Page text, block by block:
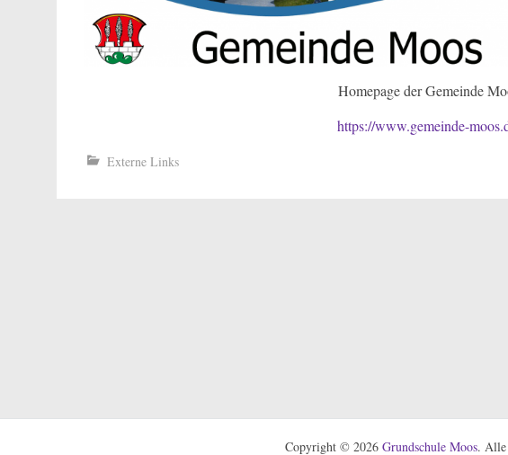
Homepage der Gemeinde
https://www.gemeinde-
Externe Links
Copyright © 2026 Grundschule Moos. Alle